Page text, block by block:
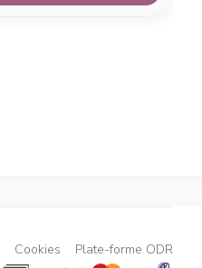
Cookies Plate-forme ODR